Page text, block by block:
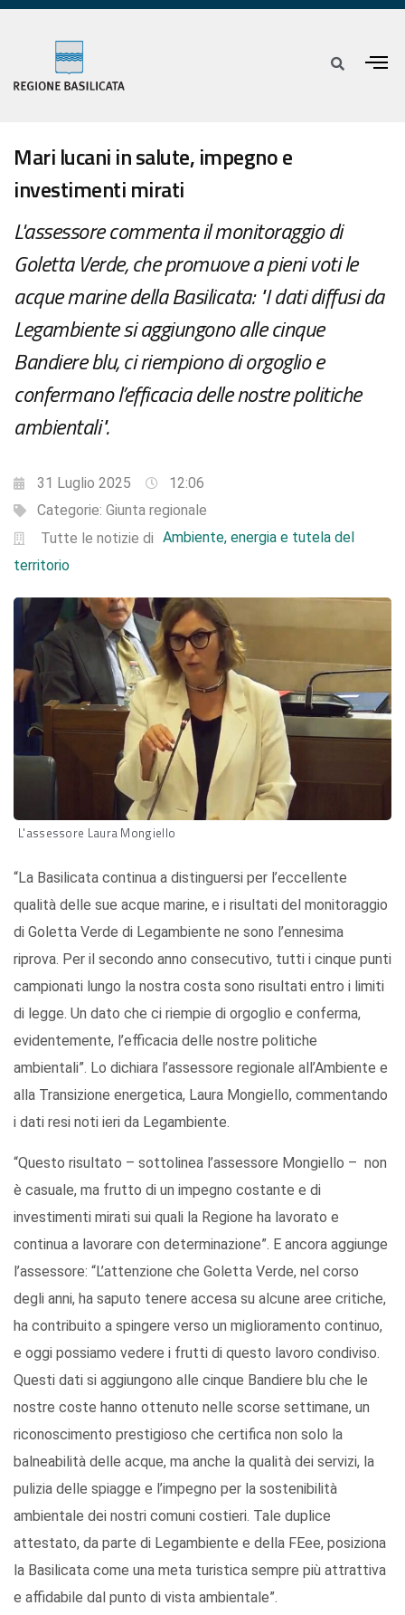
Mari lucani in salute, impegno e
investimenti mirati
L'assessore commenta il monitoraggio di
Goletta Verde, che promuove a pieni voti le
acque marine della Basilicata: "I dati diffusi da
Legambiente si aggiungono alle cinque
Bandiere blu, ci riempiono di orgoglio e
confermano l’efficacia delle nostre politiche
ambientali".
31 Luglio 2025
12:06
Categorie: Giunta regionale
Tutte le notizie di Ambiente, energia e tutela del
territorio
L'assessore Laura Mongiello
“La Basilicata continua a distinguersi per l’eccellente
qualità delle sue acque marine, e i risultati del monitoraggio
di Goletta Verde di Legambiente ne sono l’ennesima
riprova. Per il secondo anno consecutivo, tutti i cinque punti
campionati lungo la nostra costa sono risultati entro i limiti
di legge. Un dato che ci riempie di orgoglio e conferma,
evidentemente, l’efficacia delle nostre politiche
ambientali”. Lo dichiara l’assessore regionale all’Ambiente e
alla Transizione energetica, Laura Mongiello, commentando
i dati resi noti ieri da Legambiente.
“Questo risultato – sottolinea l’assessore Mongiello – non
è casuale, ma frutto di un impegno costante e di
investimenti mirati sui quali la Regione ha lavorato e
continua a lavorare con determinazione”. E ancora aggiunge
l’assessore: “L’attenzione che Goletta Verde, nel corso
degli anni, ha saputo tenere accesa su alcune aree critiche,
ha contribuito a spingere verso un miglioramento continuo,
e oggi possiamo vedere i frutti di questo lavoro condiviso.
Questi dati si aggiungono alle cinque Bandiere blu che le
nostre coste hanno ottenuto nelle scorse settimane, un
riconoscimento prestigioso che certifica non solo la
balneabilità delle acque, ma anche la qualità dei servizi, la
pulizia delle spiagge e l’impegno per la sostenibilità
ambientale dei nostri comuni costieri. Tale duplice
attestato, da parte di Legambiente e della FEee, posiziona
la Basilicata come una meta turistica sempre più attrattiva
e affidabile dal punto di vista ambientale”.